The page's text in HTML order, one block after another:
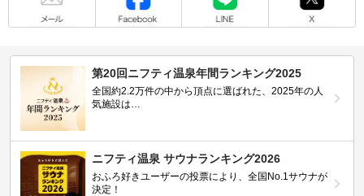
第20回ニフティ温泉年間ランキング2025
全国約2.2万件の中から頂点に選ばれた、2025年の人
気施設は…
ニフティ温泉 サウナランキング2026
おふろ好きユーザーの投票により、全国No.1サウナが
決定！